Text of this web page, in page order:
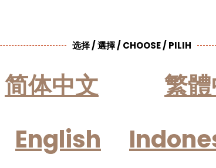
选择 / 選擇 / CHOOSE / PILIH
简体中文
繁
English